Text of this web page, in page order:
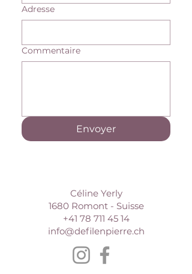
Adresse
Commentaire
Envoyer
Céline Yerly
1680 Romont - Suisse
+41 78 711 45 14
info@defilenpierre.ch